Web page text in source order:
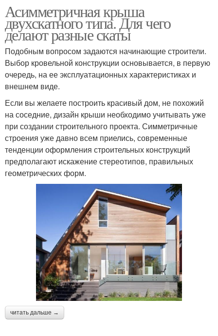
Асимметричная крыша
двухскатного типа. Для чего
делают разные скаты
Подобным вопросом задаются начинающие строители.
Выбор кровельной конструкции основывается, в первую
очередь, на ее эксплуатационных характеристиках и
внешнем виде.
Если вы желаете построить красивый дом, не похожий
на соседние, дизайн крыши необходимо учитывать уже
при создании строительного проекта. Симметричные
строения уже давно всем приелись, современные
тенденции оформления строительных конструкций
предполагают искажение стереотипов, правильных
геометрических форм.
читать дальше →